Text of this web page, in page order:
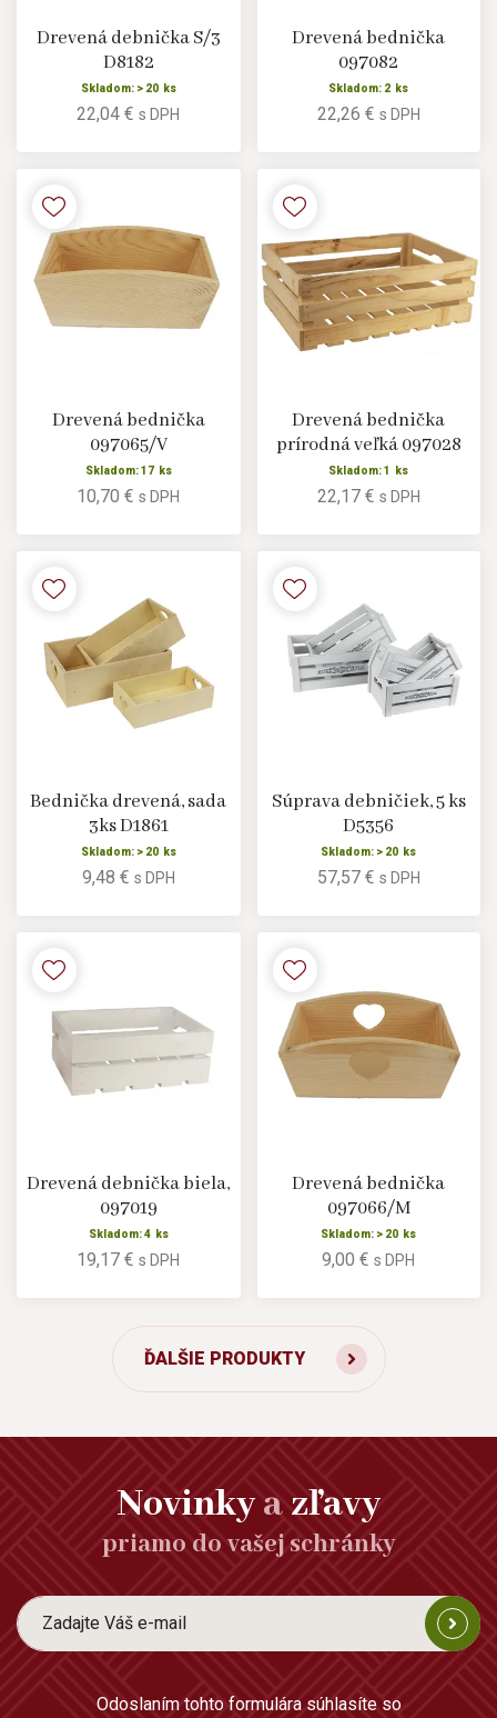
Drevená debnička S/3
D8182
Skladom: > 20 ks
22,04 €s DPH
Drevená bednička
097082
Skladom: 2 ks
22,26 € s DPH
Drevená bednička
097065/V
Skladom: 17 ks
10,70 €s DPH
Drevená bednička
prírodná veľká 097028
Skladom: 1 ks
22,17 € s DPH
Bednička drevená, sada
3ks D1861
Skladom: > 20 ks
9,48 € s DPH
Súprava debničiek, 5 ks
D5356
Skladom: > 20 ks
57,57 € s DPH
Drevená debnička biela,
097019
Skladom: 4 ks
19,17 €s DPH
Drevená bednička
097066/M
Skladom: > 20 ks
9,00 €s DPH
ĎALŠIE PRODUKTY
Novinkyazľavy
priamo do vašej schránky
Odoslaním tohto formulára súhlasíte so